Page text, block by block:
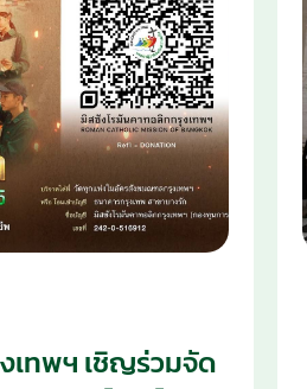
ทพฯ เชิญร่วมจัด